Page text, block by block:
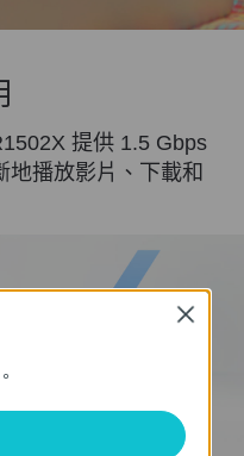
提供 1.5 Gbps
地播放影片、下載和
Close